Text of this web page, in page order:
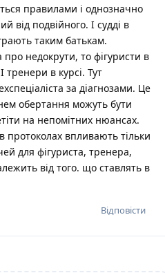
правилами і однозначно
від подвійного. І судді в
таким батькам.
недокрути, то фігуристи в
тренери в курсі. Тут
за діагнозами. Це
обертання можуть бути
на непомітних нюансах.
впливають тільки
для фігуриста, тренера,
від того. що ставлять в
Відповісти